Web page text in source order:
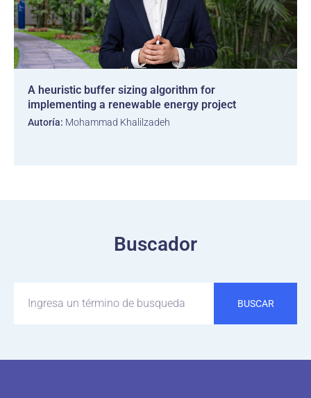
A heuristic buffer sizing algorithm for
implementing a renewable energy project
Autoría: Mohammad Khalilzadeh
Buscador
BUSCAR